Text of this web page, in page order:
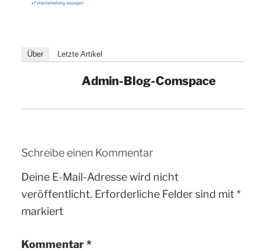
Über Letzte Artikel
Admin-Blog-Comspace
Schreibe einen Kommentar
Deine E-Mail-Adresse wird nicht
veröffentlicht. Erforderliche Felder sind mit*
markiert
Kommentar*